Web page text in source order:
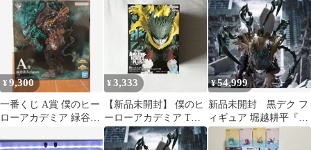
久 爆豪 フィギュア
¥9,300
一番くじ A賞 僕のヒー
ローアカデミア 緑谷出
¥3,333
【新品未開封】 僕のヒ
ーローアカデミア THE
AMAZING HEROES
¥54,999
新品未開封 黒デク フ
ィギュア 堀越耕平『僕
のヒーローアカデミ
ア』原画展